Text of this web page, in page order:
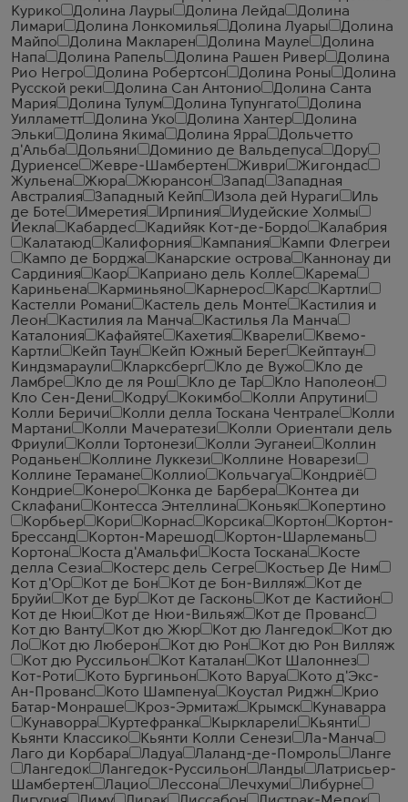
Курико
Долина Лауры Долина Лейда
Долина
Лимари
Долина Лонкомилья Долина Луары
Долина
Майпо
Долина Макларен Долина Мауле
Долина
Напа
Долина Рапель Долина Рашен Ривер
Долина
Рио Негро
Долина Робертсон Долина Роны
Долина
Русской реки
Долина Сан Антонио
Долина Санта
Мария
Долина Тулум Долина Тупунгато
Долина
Уилламетт
Долина Уко Долина Хантер
Долина
Эльки
Долина Якима Долина Ярра
Дольчетто
д'Альба
Дольяни Доминио де Вальдепуса
Дору
Дуриенсе
Жевре-Шамбертен Живри
Жигондас
Жульена
Жюра Жюрансон Запад
Западная
Австралия
Западный Кейп Изола дей Нураги
Иль
де Боте
Имеретия Ирпиния
Иудейские Холмы
Йекла
Кабардес Кадийяк Кот-де-Бордо
Калабрия
Калатаюд
Калифорния Кампания
Кампи Флегреи
Кампо де Борджа
Канарские острова
Каннонау ди
Сардиния
Каор Каприано дель Колле
Карема
Кариньена
Карминьяно Карнерос Карс
Картли
Кастелли Романи
Кастель дель Монте
Кастилия и
Леон
Кастилия ла Манча
Кастилья Ла Манча
Каталония
Кафайяте Кахетия Кварели
Квемо-
Картли
Кейп Таун Кейп Южный Берег
Кейптаун
Киндзмараули
Кларксберг Кло де Вужо
Кло де
Ламбре
Кло де ля Рош Кло де Тар
Кло Наполеон
Кло Сен-Дени
Кодру Кокимбо
Колли Апрутини
Колли Беричи
Колли делла Тоскана Чентрале
Колли
Мартани
Колли Мачератези
Колли Ориентали дель
Фриули
Колли Тортонези Колли Эуганеи
Коллин
Роданьен
Коллине Луккези
Коллине Новарези
Коллине Терамане
Коллио Кольчагуа
Кондриё
Кондрие
Конеро Конка де Барбера
Контеа ди
Склафани
Контесса Энтеллина Коньяк
Копертино
Корбьер
Кори Корнас Корсика Кортон
Кортон-
Брессанд
Кортон-Марешод
Кортон-Шарлемань
Кортона
Коста д'Амальфи Коста Тоскана
Косте
делла Сезиа
Костерс дель Сегре
Костьер Де Ним
Кот д'Ор
Кот де Бон Кот де Бон-Вилляж
Кот де
Бруйи
Кот де Бур Кот де Гасконь
Кот де Кастийон
Кот де Нюи
Кот де Нюи-Вильяж
Кот де Прованс
Кот дю Ванту
Кот дю Жюр Кот дю Лангедок
Кот дю
Ло
Кот дю Люберон Кот дю Рон
Кот дю Рон Вилляж
Кот дю Руссильон
Кот Каталан
Кот Шалоннез
Кот-Роти
Кото Бургиньон Кото Варуа
Кото д'Экс-
Ан-Прованс
Кото Шампенуа Коустал Риджн
Крио
Батар-Монраше
Кроз-Эрмитаж Крымск
Кунаварра
Кунаворра
Куртефранка Кыркларели
Кьянти
Кьянти Классико
Кьянти Колли Сенези
Ла-Манча
Лаго ди Корбара
Ладуа Лаланд-де-Помроль
Ланге
Лангедок
Лангедок-Руссильон Ланды
Латрисьер-
Шамбертен
Лацио Лессона Лечхуми
Либурне